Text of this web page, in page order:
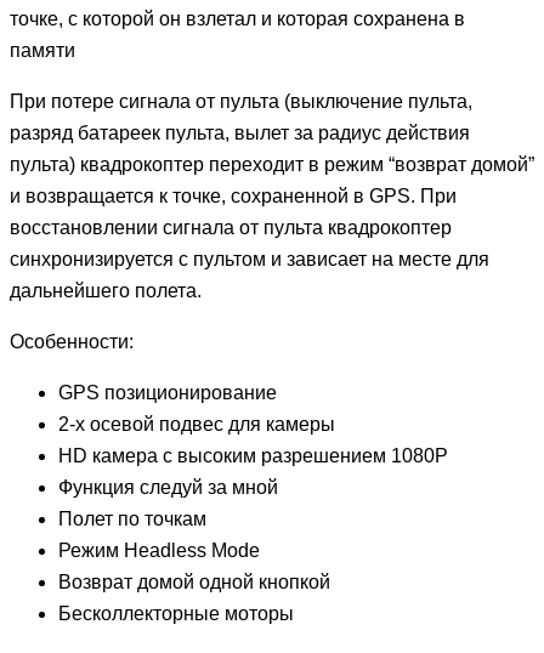
точке, с которой он взлетал и которая сохранена в
памяти
При потере сигнала от пульта (выключение пульта,
разряд батареек пульта, вылет за радиус действия
пульта) квадрокоптер переходит в режим “возврат домой”
и возвращается к точке, сохраненной в GPS. При
восстановлении сигнала от пульта квадрокоптер
синхронизируется с пультом и зависает на месте для
дальнейшего полета.
Особенности:
GPS позиционирование
2-х осевой подвес для камеры
HD камера с высоким разрешением 1080P
Функция следуй за мной
Полет по точкам
Режим Headless Mode
Возврат домой одной кнопкой
Бесколлекторные моторы